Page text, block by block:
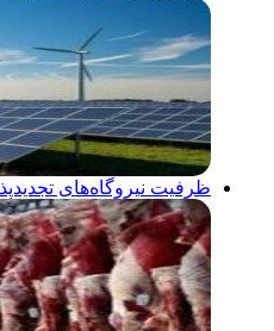
ظرفیت نیروگاه‌های